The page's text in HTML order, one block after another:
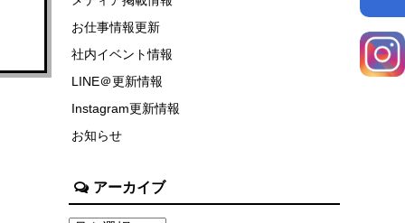
お仕事情報更新
社内イベント情報
LINE＠更新情報
Instagram更新情報
お知らせ
アーカイブ